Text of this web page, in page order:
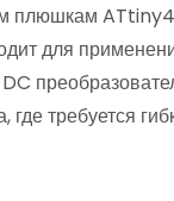
плюшкам
для
где требуется